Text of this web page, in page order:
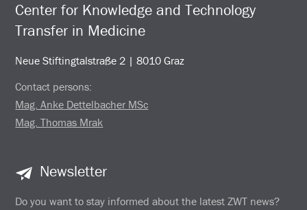
Center for Knowledge and Technology
Transfer in Medicine
Neue Stiftingtalstraße 2 | 8010 Graz
Contact persons:
Mag. Anke Dettelbacher MSc
Mag. Thomas Mrak
Newsletter
Do you want to stay informed about the latest ZWT news?